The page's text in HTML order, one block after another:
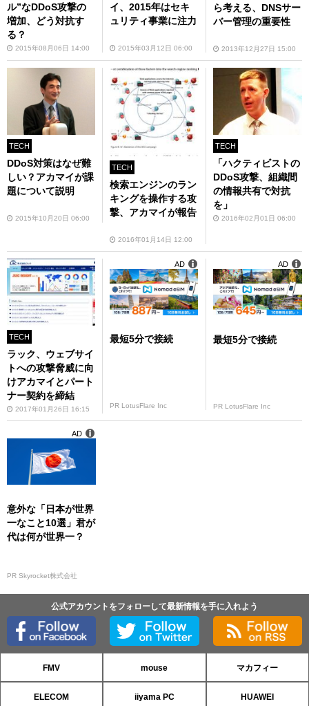
ル”なDDoS攻撃の
増加、どう対抗す
る？
2015年08月06日 14:00
イ、2015年はセキ
ュリティ事業に注力
2015年03月12日 06:00
ら考える、DNSサー
バー管理の重要性
2013年12月27日 15:00
TECH
DDoS対策はなぜ難
しい？アカマイが課
題について説明
2015年10月20日 06:00
TECH
検索エンジンのラン
キングを操作する攻
撃、アカマイが報告
2016年01月14日 12:00
TECH
「ハクティビストの
DDoS攻撃、組織間
の情報共有で対抗
を」
2016年02月01日 06:00
TECH
ラック、ウェブサイ
トへの攻撃脅威に向
けアカマイとパート
ナー契約を締結
2017年01月26日 16:15
最短5分で接続
PR LotusFlare Inc
AD
最短5分で接続
PR LotusFlare Inc
AD
意外な「日本が世界
一なこと10選」君が
代は何が世界一？
PR Skyrocket株式会社
AD
公式アカウントをフォローして最新情報を手に入れよう
FMV mouse マカフィー
ELECOM iiyama PC HUAWEI